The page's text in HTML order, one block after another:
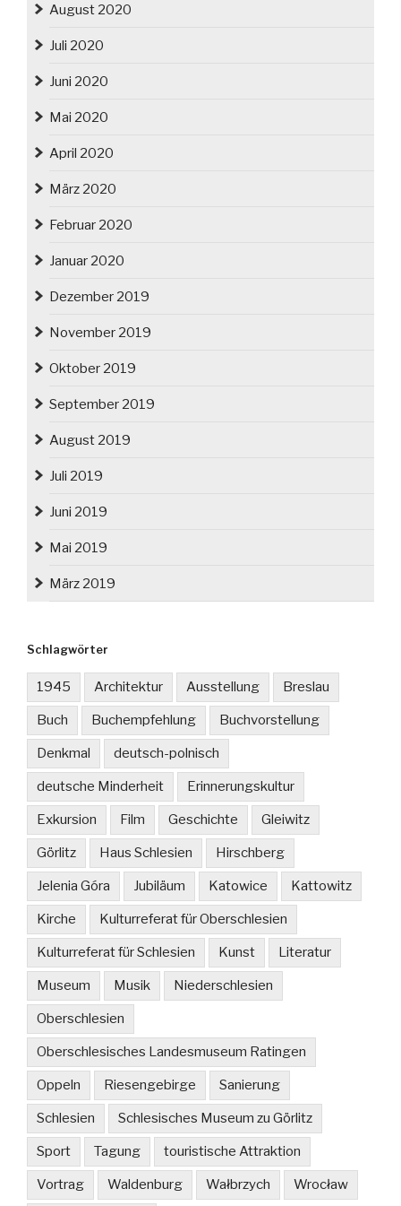
August 2020
Juli 2020
Juni 2020
Mai 2020
April 2020
März 2020
Februar 2020
Januar 2020
Dezember 2019
November 2019
Oktober 2019
September 2019
August 2019
Juli 2019
Juni 2019
Mai 2019
März 2019
Schlagwörter
1945 Architektur Ausstellung Breslau
Buch Buchempfehlung Buchvorstellung
Denkmal deutsch-polnisch
deutsche Minderheit Erinnerungskultur
Exkursion Film Geschichte Gleiwitz
Görlitz Haus Schlesien Hirschberg
Jelenia Góra Jubiläum Katowice Kattowitz
Kirche Kulturreferat für Oberschlesien
Kulturreferat für Schlesien Kunst Literatur
Museum Musik Niederschlesien
Oberschlesien
Oberschlesisches Landesmuseum Ratingen
Oppeln Riesengebirge Sanierung
Schlesien Schlesisches Museum zu Görlitz
Sport Tagung touristische Attraktion
Vortrag Waldenburg Wałbrzych Wrocław